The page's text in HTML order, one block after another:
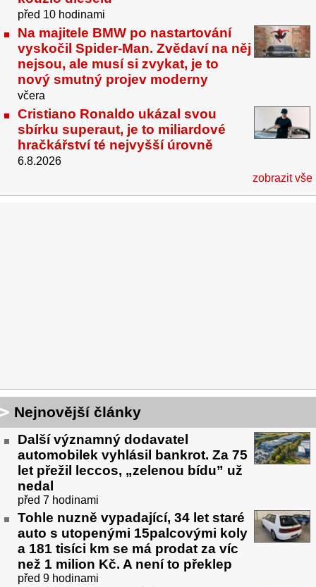
před 10 hodinami
Na majitele BMW po nastartování
vyskočil Spider-Man. Zvědaví na něj
nejsou, ale musí si zvykat, je to
nový smutný projev moderny
včera
Cristiano Ronaldo ukázal svou
sbírku superaut, je to miliardové
hračkářství té nejvyšší úrovně
6.8.2026
zobrazit vše
Nejnovější články
Další významný dodavatel
automobilek vyhlásil bankrot. Za 75
let přežil leccos, „zelenou bídu” už
nedal
před 7 hodinami
Tohle nuzně vypadající, 34 let staré
auto s utopenými 15palcovými koly
a 181 tisíci km se má prodat za víc
než 1 milion Kč. A není to překlep
před 9 hodinami